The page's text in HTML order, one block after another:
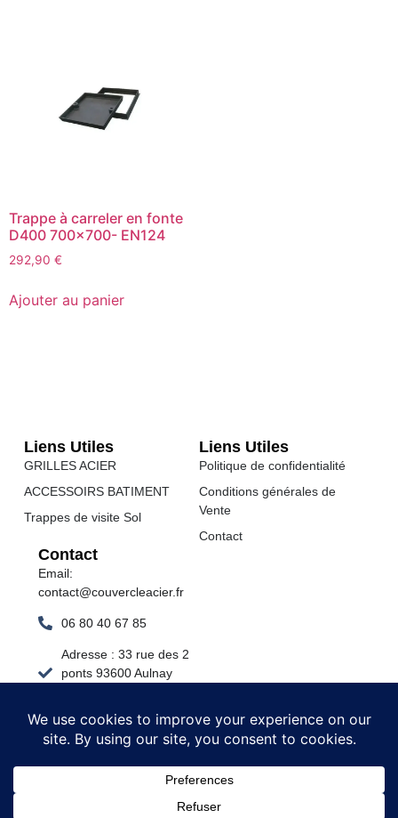
Trappe à carreler en fonte
D400 700×700- EN124
292,90 €
Ajouter au panier
Liens Utiles
GRILLES ACIER
ACCESSOIRS BATIMENT
Trappes de visite Sol
Liens Utiles
Politique de confidentialité
Conditions générales de
Vente
Contact
Contact
Email:
contact@couvercleacier.fr
06 80 40 67 85
Adresse : 33 rue des 2
ponts 93600 Aulnay